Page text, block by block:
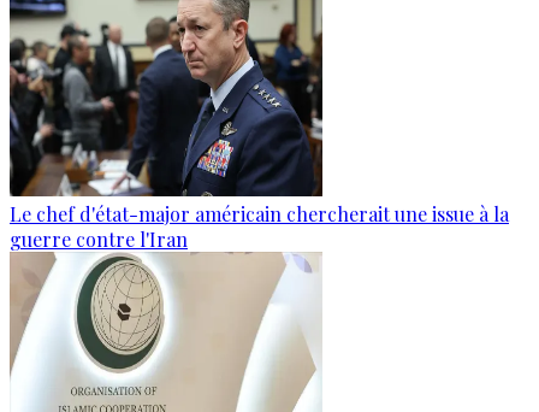
Le chef d'état-major américain chercherait une issue à la
guerre contre l'Iran